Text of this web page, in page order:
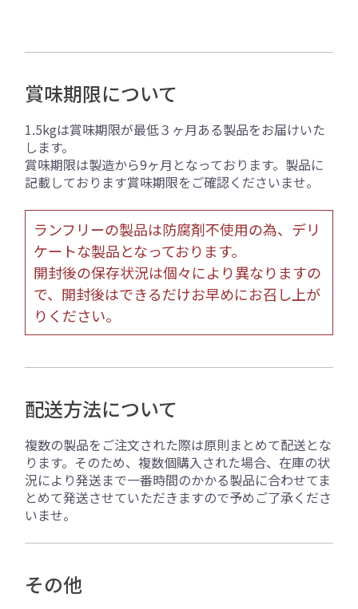
賞味期限について
1.5kgは賞味期限が最低３ヶ月ある製品をお届けいた
します。
賞味期限は製造から9ヶ月となっております。製品に
記載しております賞味期限をご確認くださいませ。
ランフリーの製品は防腐剤不使用の為、デリ
ケートな製品となっております。
開封後の保存状況は個々により異なりますの
で、開封後はできるだけお早めにお召し上が
りください。
配送方法について
複数の製品をご注文された際は原則まとめて配送とな
ります。そのため、複数個購入された場合、在庫の状
況により発送まで一番時間のかかる製品に合わせてま
とめて発送させていただきますので予めご了承くださ
いませ。
その他